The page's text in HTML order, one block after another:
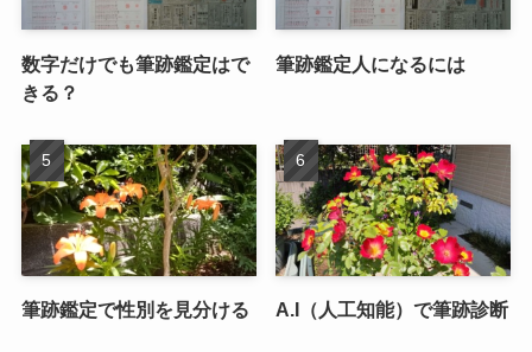
数字だけでも筆跡鑑定はで
きる？
筆跡鑑定人になるには
筆跡鑑定で性別を見分ける A.I（人工知能）で筆跡診断